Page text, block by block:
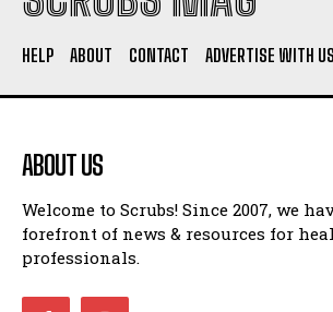
HELP ABOUT CONTACT ADVERTISE WITH US
ABOUT US
Welcome to Scrubs! Since 2007, we
forefront of news & resources for
professionals.